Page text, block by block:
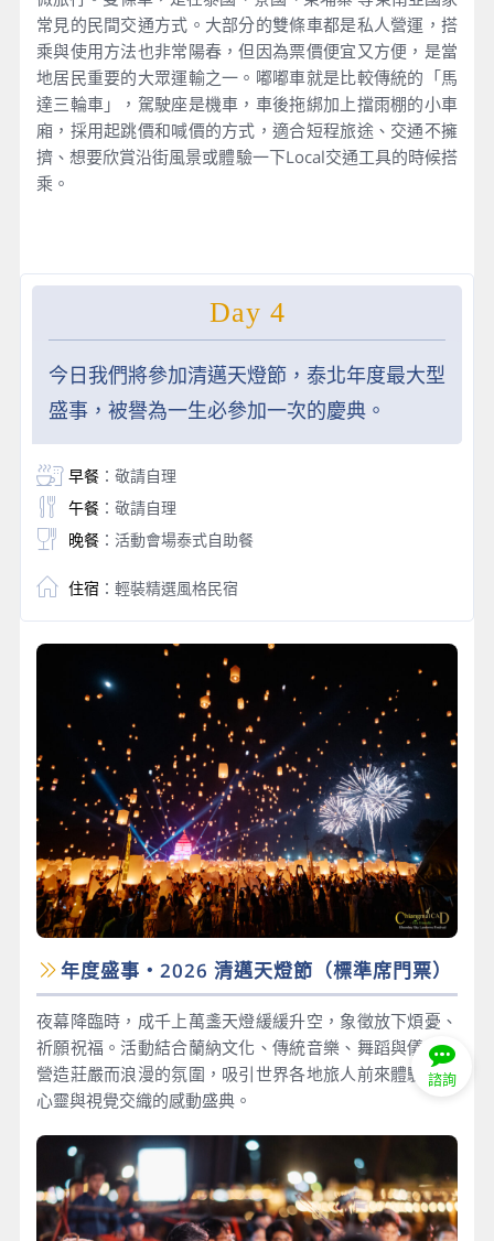
常見的民間交通方式。大部分的雙條車都是私人營運，搭
乘與使用方法也非常陽春，但因為票價便宜又方便，是當
地居民重要的大眾運輸之一。嘟嘟車就是比較傳統的「馬
達三輪車」，駕駛座是機車，車後拖綁加上擋雨棚的小車
廂，採用起跳價和喊價的方式，適合短程旅途、交通不擁
擠、想要欣賞沿街風景或體驗一下Local交通工具的時候搭
乘。
Day 4
今日我們將參加清邁天燈節，泰北年度最大型
盛事，被譽為一生必參加一次的慶典。
早餐：敬請自理
午餐：敬請自理
晚餐：活動會場泰式自助餐
住宿 ：輕裝精選風格民宿
年度盛事・2026 清邁天燈節（標準席門票）
夜幕降臨時，成千上萬盞天燈緩緩升空，象徵放下煩憂、
祈願祝福。活動結合蘭納文化、傳統音樂、舞蹈與儀式，
營造莊嚴而浪漫的氛圍，吸引世界各地旅人前來體驗這場
心靈與視覺交織的感動盛典。
諮詢